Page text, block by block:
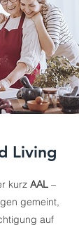
Living
kurz AAL –
gemeint,
auf